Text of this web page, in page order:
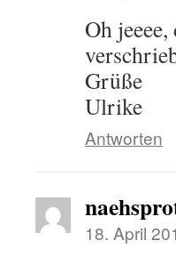
Oh
Grüße
Ulrike
Antworten
18. April